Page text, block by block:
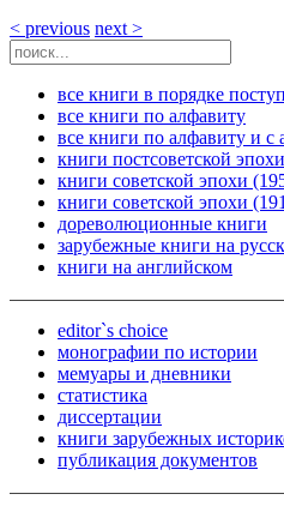
< previous next >
все книги в порядке
все книги по алфавиту
все книги по алфавиту и с
книги постсоветской эпохи
книги советской эпохи
книги советской эпохи
дореволюционные книги
зарубежные книги на
книги на английском
editor`s choice
монографии по истории
мемуары и дневники
статистика
диссертации
книги зарубежных
публикация документов